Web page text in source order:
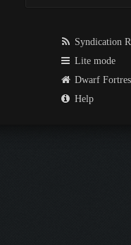
Syndication
Lite mode
Dwarf
Help